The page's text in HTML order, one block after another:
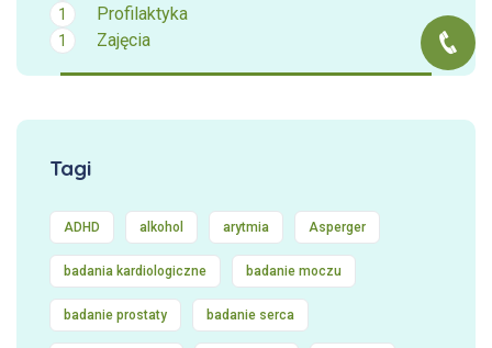
Profilaktyka
1
Zajęcia
1
Tagi
ADHD alkohol arytmia Asperger
badania kardiologiczne badanie moczu
badanie prostaty badanie serca